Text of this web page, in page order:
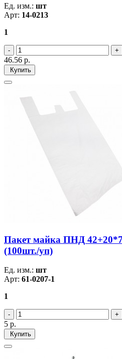
Ед. изм.: шт
Арт: 14-0213
1
46.56 р.
Купить
Пакет майка ПНД
(100шт./уп)
Ед. изм.: шт
Арт: 61-0207-1
1
5 р.
Купить